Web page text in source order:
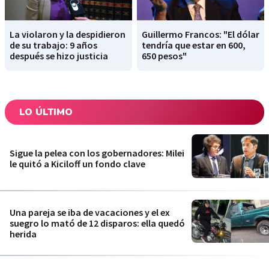
La violaron y la despidieron
de su trabajo: 9 años
después se hizo justicia
Guillermo Francos: "El dólar
tendría que estar en 600,
650 pesos"
LO ÚLTIMO
Sigue la pelea con los gobernadores: Milei
le quitó a Kiciloff un fondo clave
Una pareja se iba de vacaciones y el ex
suegro lo mató de 12 disparos: ella quedó
herida